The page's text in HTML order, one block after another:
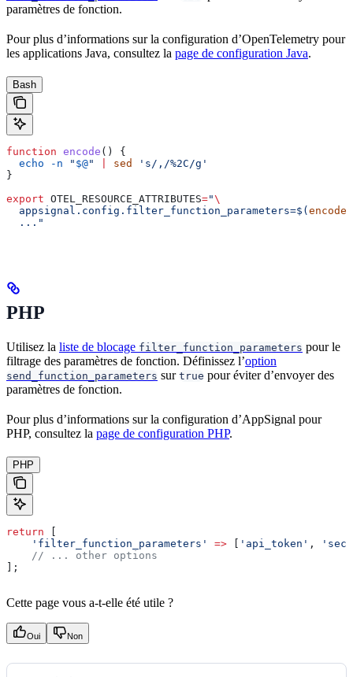
paramètres de fonction.
Pour plus d’informations sur la configuration d’OpenTelemetry pour
les applications Java, consultez la page de configuration Java.
Bash
function encode () {
  echo
-n " $@" sed
's/,/%2C/g'
}
export OTEL_RESOURCE_ATTRIBUTES="\
  appsignal.config.filter_function_parameters=$(
encode
  ..."
PHP
Utilisez la liste de blocage filter_function_parameters pour le
filtrage des paramètres de fonction. Définissez l’option
send_function_parameters sur true pour éviter d’envoyer des
paramètres de fonction.
Pour plus d’informations sur la configuration d’AppSignal pour
PHP, consultez la page de configuration PHP.
PHP
return
    'filter_function_parameters'
=> 'api_token' ,
    // ... other options
];
Cette page vous a-t-elle été utile ?
Oui Non